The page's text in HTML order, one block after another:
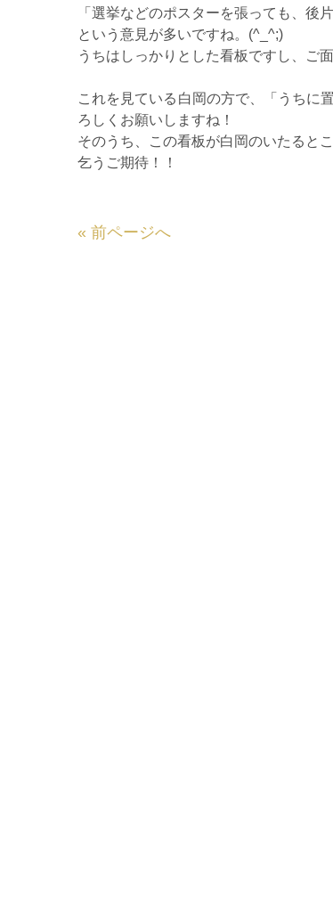
「選挙などのポスターを張っても、後
という意見が多いですね。(^_^;)
うちはしっかりとした看板ですし、ご
これを見ている白岡の方で、「うちに
ろしくお願いしますね！
そのうち、この看板が白岡のいたると
乞うご期待！！
« 前ページへ